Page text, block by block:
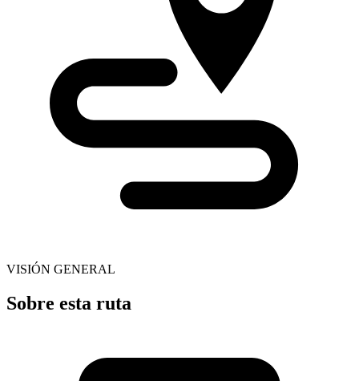
VISIÓN GENERAL
Sobre esta ruta